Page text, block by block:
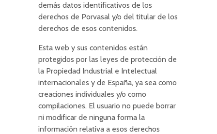
demás datos identificativos de los
derechos de Porvasal y/o del titular de los
derechos de esos contenidos.
Esta web y sus contenidos están
protegidos por las leyes de protección de
la Propiedad Industrial e Intelectual
internacionales y de España, ya sea como
creaciones individuales y/o como
compilaciones. El usuario no puede borrar
ni modificar de ninguna forma la
información relativa a esos derechos